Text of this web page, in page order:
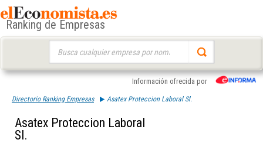
Ranking de Empresas
Información ofrecida por
Directorio Ranking Empresas Asatex Proteccion Laboral Sl.
Asatex Proteccion Laboral
Sl.